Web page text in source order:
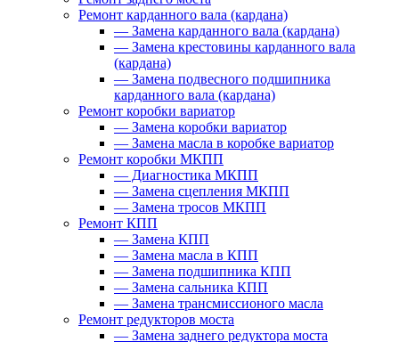
Ремонт карданного вала (кардана)
— Замена карданного вала (кардана)
— Замена крестовины карданного вала
(кардана)
— Замена подвесного подшипника
карданного вала (кардана)
Ремонт коробки вариатор
— Замена коробки вариатор
— Замена масла в коробке вариатор
Ремонт коробки МКПП
— Диагностика МКПП
— Замена сцепления МКПП
— Замена тросов МКПП
Ремонт КПП
— Замена КПП
— Замена масла в КПП
— Замена подшипника КПП
— Замена сальника КПП
— Замена трансмиссионого масла
Ремонт редукторов моста
— Замена заднего редуктора моста